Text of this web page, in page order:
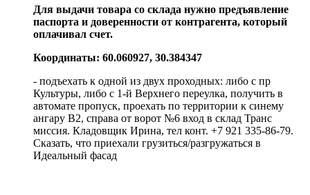
Для выдачи товара со склада нужно предъявление
паспорта и доверенности от контрагента, который
оплачивал счет.
Координаты: 60.060927, 30.384347
- подъехать к одной из двух проходных: либо с пр
Культуры, либо с 1-й Верхнего переулка, получить в
автомате пропуск, проехать по территории к синему
ангару В2, справа от ворот №6 вход в склад Транс
миссия. Кладовщик Ирина, тел конт. +7 921 335-86-79.
Сказать, что приехали грузиться/разгружаться в
Идеальный фасад